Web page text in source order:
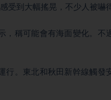
受到大幅搖晃，不少人被嚇
，稱可能會有海面變化。不
行。東北和秋田新幹線觸發